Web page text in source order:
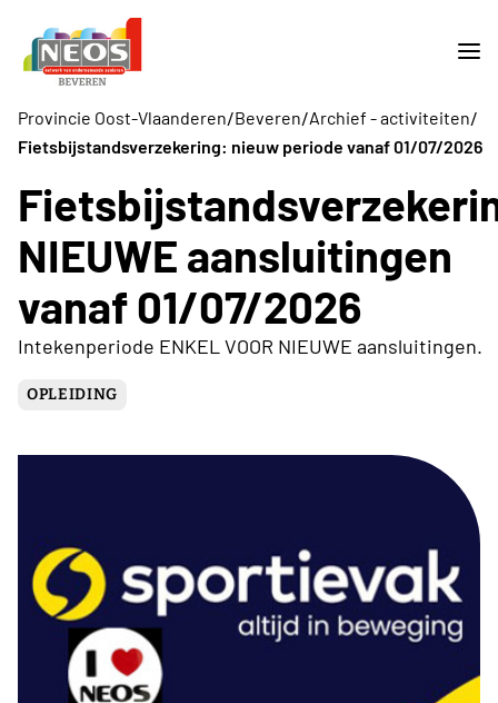
Provincie Oost-Vlaanderen/Beveren/Archief - activiteiten/
Fietsbijstandsverzekering: nieuw periode vanaf 01/07/2026
NIEUWE aansluitingen
vanaf 01/07/2026
Intekenperiode ENKEL VOOR NIEUWE aansluitingen.
OPLEIDING